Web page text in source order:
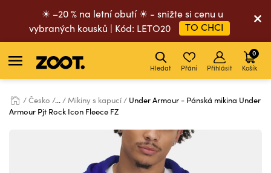
☀ –20 % na letní obutí ☀ - snižte si cenu u
vybraných kousků | Kód: LETO20
TO CHCI
Hledat Přání Přihlásit Košík
0
Česko ... Mikiny s kapucí
Under Armour - Pánská mikina Under
Armour Pjt Rock Icon Fleece FZ